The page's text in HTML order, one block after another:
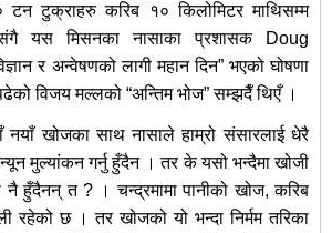
टन टुक्राहरु करिब १० किलोमिटर माथिसम्म
यस मिसनका नासाका प्रशासक Doug
र अन्वेषणको लागी महान दिन” भएको घोषणा
विजय मल्लको “अन्तिम भोज” सम्झदैँ थिएँ ।
नयाँ खोजका साथ नासाले हाम्रो संसारलाई धेरै
मुल्यांकन गर्नु हुँदैन । तर के यसो भन्दैमा खोजी
नै हुँदैनन् त ? । चन्द्रमामा पानीको खोज, करिब
रहेको छ । तर खोजको यो भन्दा निर्मम तरिका